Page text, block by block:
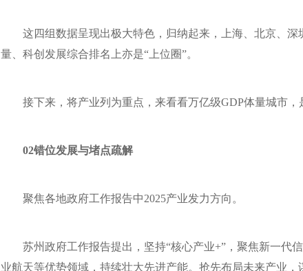
这四组数据呈现出极大特色，归纳起来，上海、北京、
量、科创发展综合排名上亦是“上位圈”。
接下来，将产业列为重点，来看看万亿级GDP体量城市，
02错位发展与堵点疏解
聚焦各地政府工作报告中2025产业发力方向。
苏州政府工作报告提出，坚持“核心产业+”，聚焦新一代
业航天等优势领域，持续壮大先进产能。抢先布局未来产业